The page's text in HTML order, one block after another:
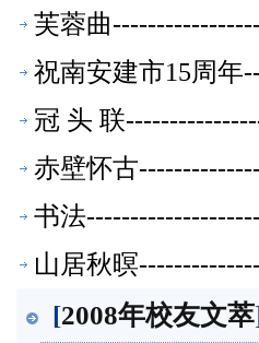
芙蓉曲
祝南安建市15周年
冠 头 联
赤壁怀古
书法
山居秋暝
[2008年校友文萃